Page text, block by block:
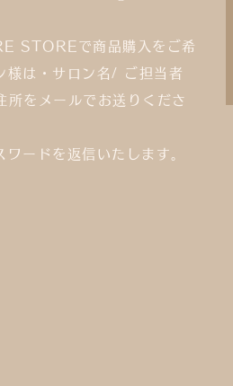
STOREで商品購入 をご希
様は・サロン名/ ご担当者
をメールでお送りくださ
ワードを返信いたします。